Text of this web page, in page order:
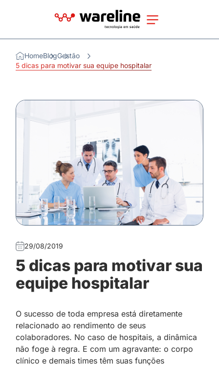
HomeBlogGestão
5 dicas para motivar sua equipe hospitalar
29/08/2019
5 dicas para motivar sua
equipe hospitalar
O sucesso de toda empresa está diretamente
relacionado ao rendimento de seus
colaboradores. No caso de hospitais, a dinâmica
não foge à regra. E com um agravante: o corpo
clínico e demais times têm suas funções